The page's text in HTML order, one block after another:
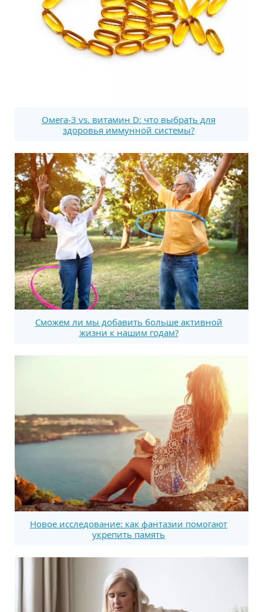
Омега-3 vs. витамин D: что выбрать для
здоровья иммунной системы?
Сможем ли мы добавить больше активной
жизни к нашим годам?
Новое исследование: как фантазии помогают
укрепить память